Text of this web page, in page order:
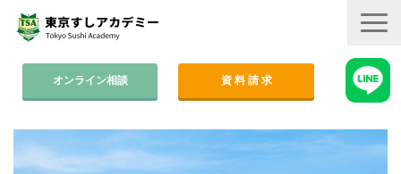
オンライン相談 資 料 請 求
コース案内
集中コース│2ヶ月